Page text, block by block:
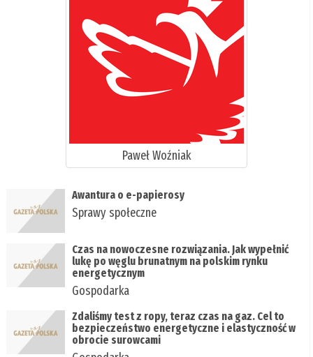
Paweł Woźniak
Awantura o e-papierosy
Sprawy społeczne
Czas na nowoczesne rozwiązania. Jak wypełnić
lukę po węglu brunatnym na polskim rynku
energetycznym
Gospodarka
Zdaliśmy test z ropy, teraz czas na gaz. Cel to
bezpieczeństwo energetyczne i elastyczność w
obrocie surowcami